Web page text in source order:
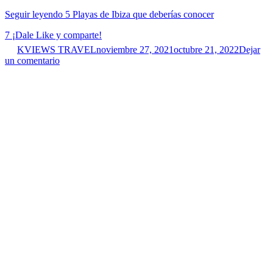
Seguir leyendo 5 Playas de Ibiza que deberías conocer
7 ¡Dale Like y comparte!
KVIEWS TRAVELnoviembre 27, 2021octubre 21, 2022Dejar
un comentario